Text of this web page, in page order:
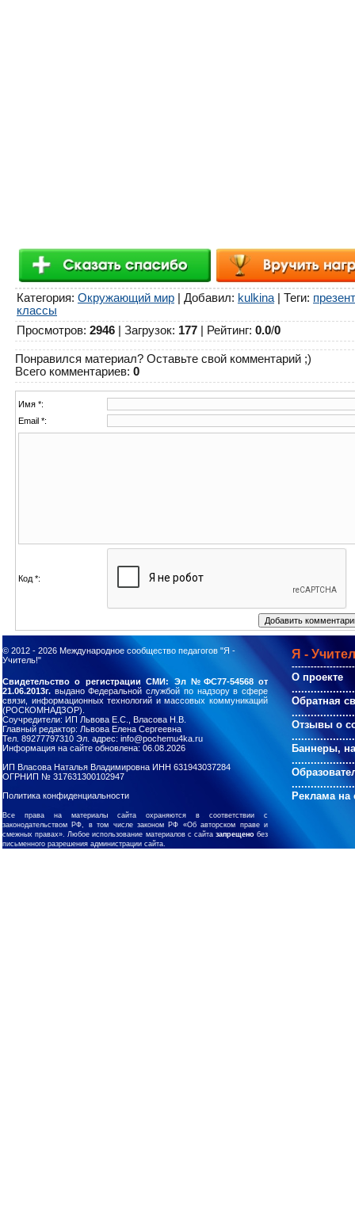
Категория: Окружающий мир Добавил: kulkina Теги:
классы
Просмотров: 2946 Загрузок: 177 Рейтинг: 0.0/0
Понравился материал? Оставьте свой комментарий ;)
Всего комментариев: 0
Имя *:
Email *:
Код *:
© 2012 - 2026 Международное сообщество педагогов "Я -
Учитель!"
Я -
О проекте
Обратная
Отзывы о
Баннеры,
Реклама на
Свидетельство о регистрации СМИ: Эл №ФС77-54568 от
21.06.2013г. выдано Федеральной службой по надзору в сфере
связи, информационных технологий и массовых коммуникаций
(РОСКОМНАДЗОР).
Соучредители: ИП Львова Е.С., Власова Н.В.
Главный редактор: Львова Елена Сергеевна
Тел. 89277797310 Эл. адрес: info@pochemu4ka.ru
Информация на сайте обновлена: 06.08.2026
ИП Власова Наталья Владимировна ИНН 631943037284
ОГРНИП № 317631300102947
Политика конфиденциальности
Все права на материалы сайта охраняются в соответствии с
законодательством РФ, в том числе законом РФ «Об авторском праве и
смежных правах». Любое использование материалов с сайта запрещенобез
письменного разрешения администрации сайта.